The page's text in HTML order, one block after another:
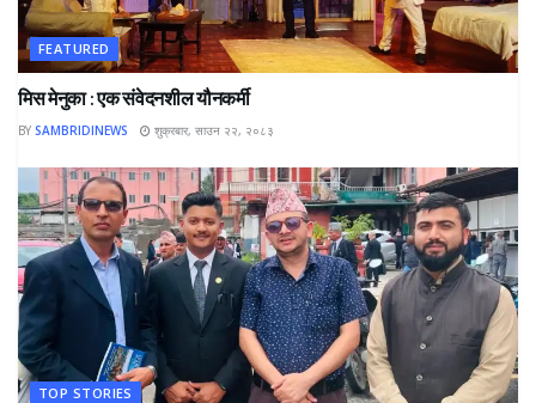
FEATURED
मिस मेनुका : एक संवेदनशील यौनकर्मी
BY SAMBRIDINEWS शुक्रबार, साउन २२, २०८३
TOP STORIES